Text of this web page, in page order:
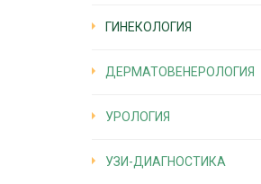
ГИНЕКОЛОГИЯ
ДЕРМАТОВЕНЕРОЛОГИЯ
УРОЛОГИЯ
УЗИ-ДИАГНОСТИКА